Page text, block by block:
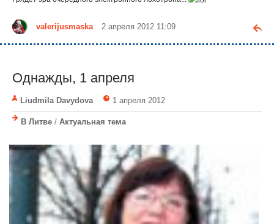
valerijusmaska 2 апреля 2012 11:09
Однажды, 1 апреля
Liudmila Davydova 1 апреля 2012
В Литве / Актуальная тема